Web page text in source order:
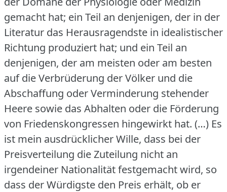
gemacht hat; ein Teil an denjenigen, der in der
Literatur das Herausragendste in idealistischer
Richtung produziert hat; und ein Teil an
denjenigen, der am meisten oder am besten
auf die Verbrüderung der Völker und die
Abschaffung oder Verminderung stehender
Heere sowie das Abhalten oder die Förderung
von Friedenskongressen hingewirkt hat. (…) Es
ist mein ausdrücklicher Wille, dass bei der
Preisverteilung die Zuteilung nicht an
irgendeiner Nationalität festgemacht wird, so
dass der Würdigste den Preis erhält, ob er